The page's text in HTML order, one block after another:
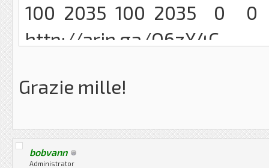
100 2035 100 2035 0
http://arin.ga/O6zX4C
Grazie mille!
bobvann
Administrator